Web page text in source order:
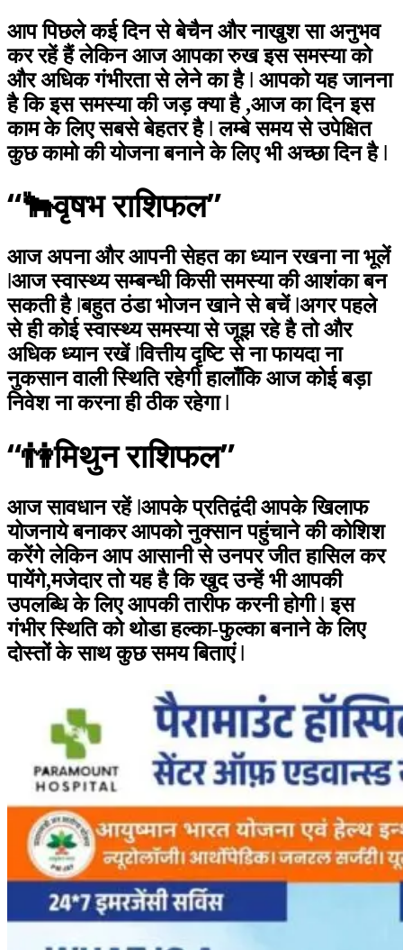
आप पिछले कई दिन से बेचैन और नाखुश सा अनुभव
कर रहें हैं लेकिन आज आपका रुख इस समस्या को
और अधिक गंभीरता से लेने का है ǀ आपको यह जानना
है कि इस समस्या की जड़ क्या है ,आज का दिन इस
काम के लिए सबसे बेहतर है ǀ लम्बे समय से उपेक्षित
कुछ कामो की योजना बनाने के लिए भी अच्छा दिन है ǀ
“🐂वृषभ राशिफल”
आज अपना और आपनी सेहत का ध्यान रखना ना भूलें
ǀआज स्वास्थ्य सम्बन्धी किसी समस्या की आशंका बन
सकती है ǀबहुत ठंडा भोजन खाने से बचें ǀअगर पहले
से ही कोई स्वास्थ्य समस्या से जूझ रहे है तो और
अधिक ध्यान रखें ǀवित्तीय दृष्टि से ना फायदा ना
नुकसान वाली स्थिति रहेगी हालाँकि आज कोई बड़ा
निवेश ना करना ही ठीक रहेगा ǀ
“👫मिथुन राशिफल”
आज सावधान रहें ǀआपके प्रतिद्वंदी आपके खिलाफ
योजनाये बनाकर आपको नुक्सान पहुंचाने की कोशिश
करेंगे लेकिन आप आसानी से उनपर जीत हासिल कर
पायेंगे,मजेदार तो यह है कि खुद उन्हें भी आपकी
उपलब्धि के लिए आपकी तारीफ करनी होगी ǀ इस
गंभीर स्थिति को थोडा हल्का-फुल्का बनाने के लिए
दोस्तों के साथ कुछ समय बिताएं ǀ